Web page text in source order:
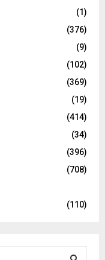
(1)
(376)
(9)
(102)
(369)
(19)
(414)
(34)
(396)
(708)
(110)